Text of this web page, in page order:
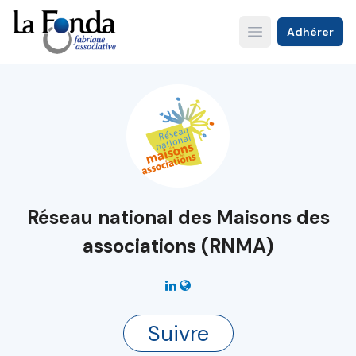
Aller
au
contenu
principal
Open main menu
Adhérer
Réseau national des Maisons des
associations (RNMA)
Suivre